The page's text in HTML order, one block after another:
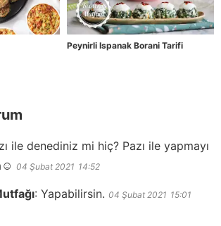
Peynirli Ispanak Borani Tarifi
ile denediniz mi hiç? Pazı ile yapmayı
04 Şubat 2021 14:52
: Yapabilirsin. 04 Şubat 2021 15:01